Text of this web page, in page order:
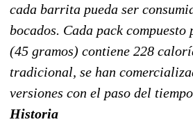
cada barrita pueda ser
bocados. Cada pack
(45 gramos) contiene 228
tradicional, se han
versiones con el paso del
Historia